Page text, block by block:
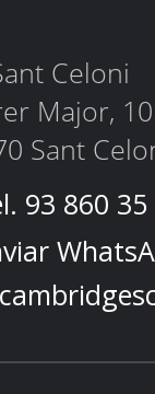
Celoni
Major,
Sant
93 860